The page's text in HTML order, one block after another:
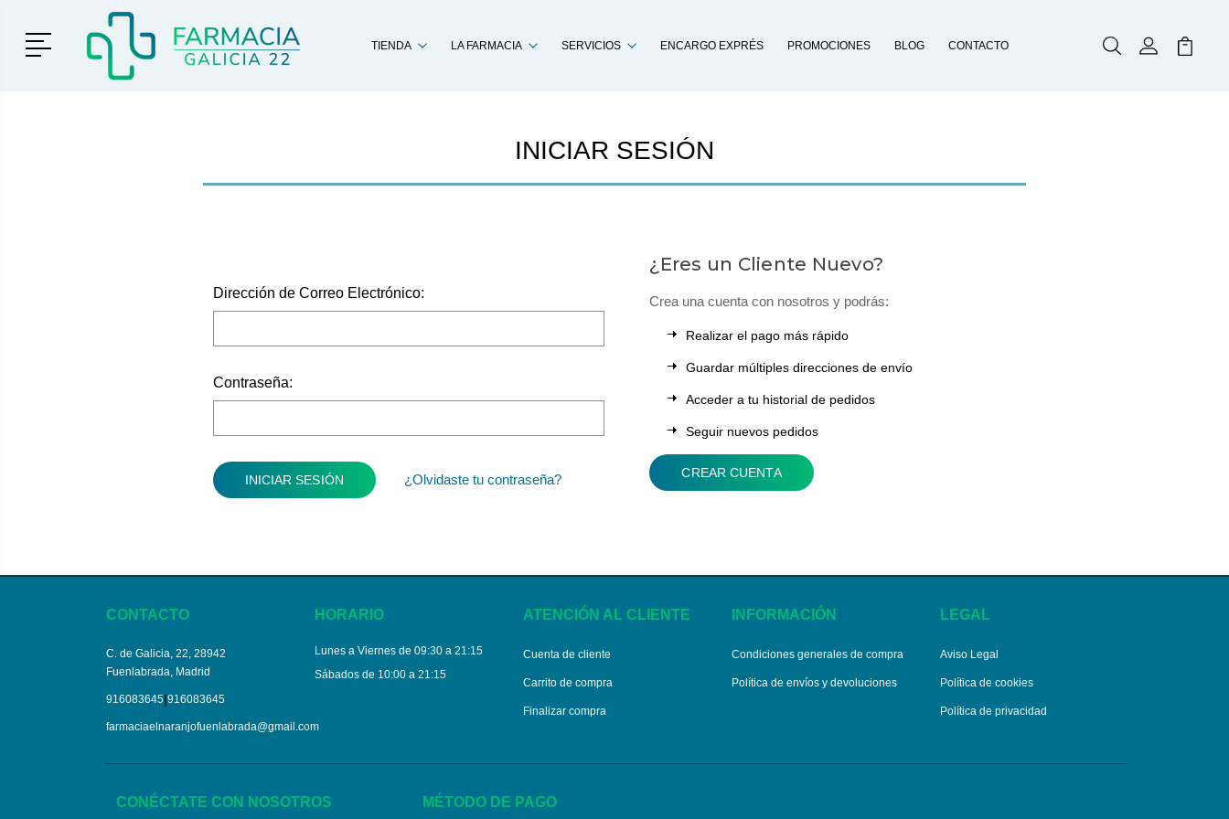
Menú TIENDA LA FARMACIA SERVICIOS ENCARGO EXPRÉS PROMOCIONES BLOG CONTACTO BuscarMi Cuenta
Mi
INICIAR SESIÓN
Dirección de Correo Electrónico:
Contraseña:
¿Olvidaste tu contraseña?
¿Eres un Cliente Nuevo?
Crea una cuenta con nosotros y podrás:
Realizar el pago más rápido
Guardar múltiples direcciones de envío
Acceder a tu historial de pedidos
Seguir nuevos pedidos
CREAR CUENTA
CONTACTO
C. de Galicia, 22, 28942
Fuenlabrada, Madrid
916083645|916083645
farmaciaelnaranjofuenlabrada@gmail.com
HORARIO
Lunes a Viernes de 09:30 a 21:15
Sábados de 10:00 a 21:15
ATENCIÓN AL CLIENTE
Cuenta de cliente
Carrito de compra
Finalizar compra
INFORMACIÓN
Condiciones generales de compra
Política de envíos y devoluciones
LEGAL
Aviso Legal
Política de cookies
Política de privacidad
CONÉCTATE CON NOSOTROS MÉTODO DE PAGO